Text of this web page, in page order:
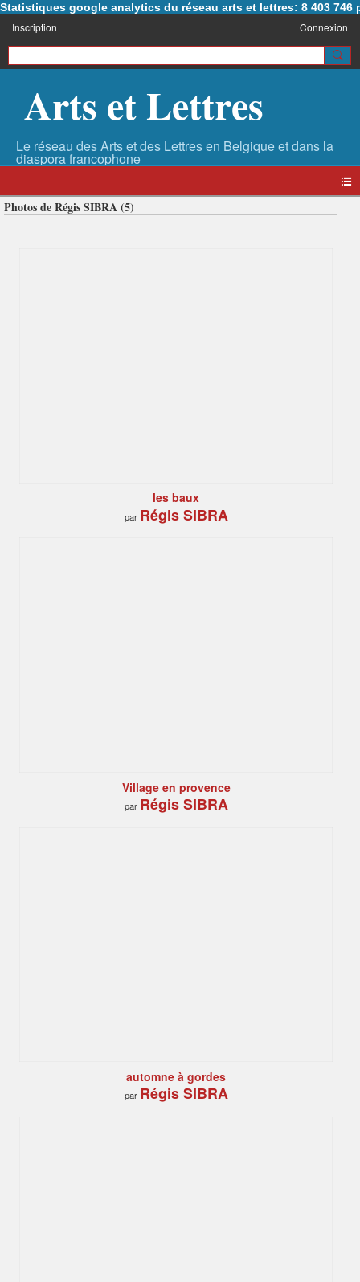
Statistiques google analytics du réseau arts et lettres: 8 403 746
Inscription Connexion
Arts et Lettres
Photos de Régis SIBRA (5)
les baux
par Régis SIBRA
Village en provence
par Régis SIBRA
automne à gordes
par Régis SIBRA